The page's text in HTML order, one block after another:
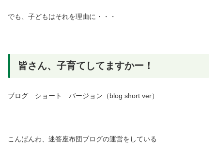
でも、子どもはそれを理由に・・・
皆さん、子育てしてますかー！
ブログ ショート バージョン（blog short ver）
こんばんわ、迷答座布団ブログの運営をしている